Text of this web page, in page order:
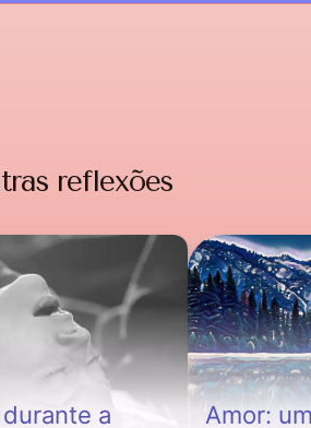
reflexões
a
Amor: